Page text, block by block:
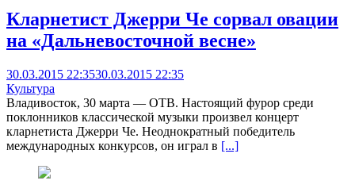
Кларнетист Джерри Че сорвал овации
на «Дальневосточной весне»
30.03.2015 22:3530.03.2015 22:35
Культура
Владивосток, 30 марта — ОТВ. Настоящий фурор среди
поклонников классической музыки произвел концерт
кларнетиста Джерри Че. Неоднократный победитель
международных конкурсов, он играл в [...]